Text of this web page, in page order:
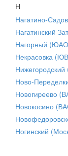
Н
Нагатино-
Нагатинский
Нагорный
Некрасовка
Ново-
Новогиреево
Новокосино
Ногинский